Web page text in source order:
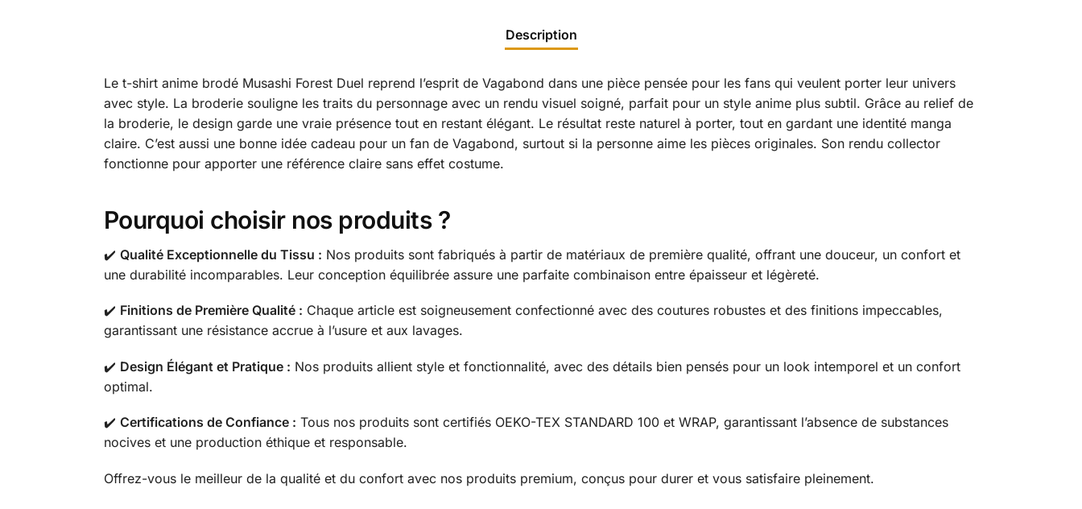
Description
Le t-shirt anime brodé Musashi Forest Duel reprend l’esprit de Vagabond dans une pièce pensée pour les fans qui veulent porter leur univers
avec style. La broderie souligne les traits du personnage avec un rendu visuel soigné, parfait pour un style anime plus subtil. Grâce au relief de
la broderie, le design garde une vraie présence tout en restant élégant. Le résultat reste naturel à porter, tout en gardant une identité manga
claire. C’est aussi une bonne idée cadeau pour un fan de Vagabond, surtout si la personne aime les pièces originales. Son rendu collector
fonctionne pour apporter une référence claire sans effet costume.
Pourquoi choisir nos produits ?
✔️ Qualité Exceptionnelle du Tissu : Nos produits sont fabriqués à partir de matériaux de première qualité, offrant une douceur, un confort et
une durabilité incomparables. Leur conception équilibrée assure une parfaite combinaison entre épaisseur et légèreté.
✔️ Finitions de Première Qualité : Chaque article est soigneusement confectionné avec des coutures robustes et des finitions impeccables,
garantissant une résistance accrue à l’usure et aux lavages.
✔️ Design Élégant et Pratique : Nos produits allient style et fonctionnalité, avec des détails bien pensés pour un look intemporel et un confort
optimal.
✔️ Certifications de Confiance : Tous nos produits sont certifiés OEKO-TEX STANDARD 100 et WRAP, garantissant l’absence de substances
nocives et une production éthique et responsable.
Offrez-vous le meilleur de la qualité et du confort avec nos produits premium, conçus pour durer et vous satisfaire pleinement.